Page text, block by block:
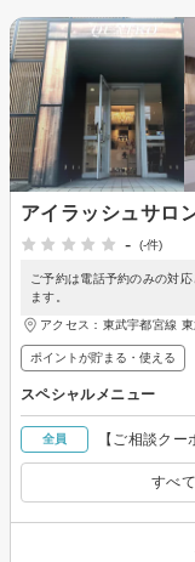
アイラッシュサロ
-
(-件)
ご予約は電話予約のみの対
ます。
アクセス：東武宇都宮線
ポイントが貯まる・使える
スペシャルメニュー
全員 【ご相談クー
すべ